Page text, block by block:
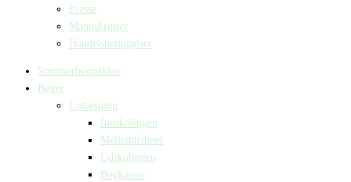
Presse
Manuskripter
Handelsbetingelser
Sommerbogpakker
Bøger
Letlæsning
Indskolingen
Mellemtrinnet
Udskolingen
Bogkasser